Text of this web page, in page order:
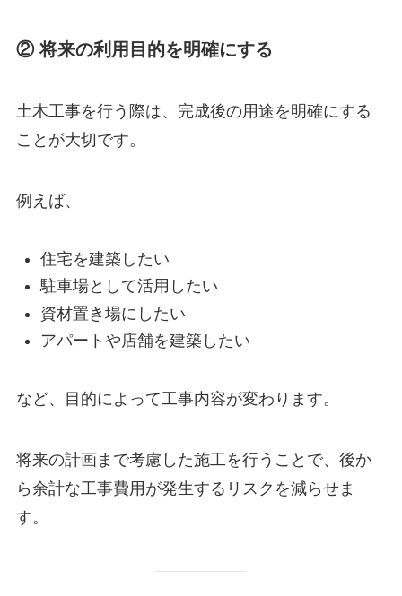
② 将来の利用目的を明確にする
土木工事を行う際は、完成後の用途を明確にする
ことが大切です。
例えば、
住宅を建築したい
駐車場として活用したい
資材置き場にしたい
アパートや店舗を建築したい
など、目的によって工事内容が変わります。
将来の計画まで考慮した施工を行うことで、後か
ら余計な工事費用が発生するリスクを減らせま
す。